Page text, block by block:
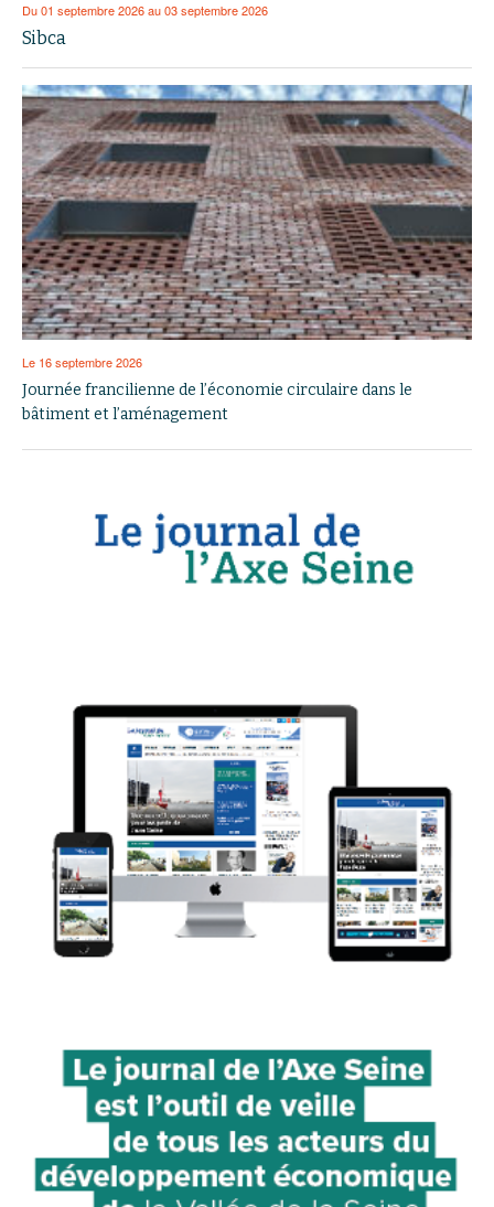
Du 01 septembre 2026 au 03 septembre 2026
Sibca
Le 16 septembre 2026
Journée francilienne de l’économie circulaire dans le
bâtiment et l’aménagement